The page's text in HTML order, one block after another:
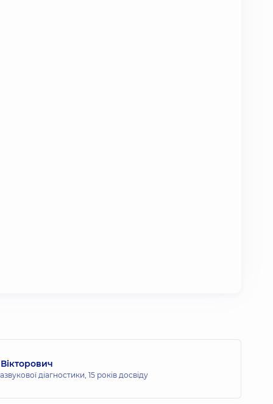
діагностики, 15 років досвіду